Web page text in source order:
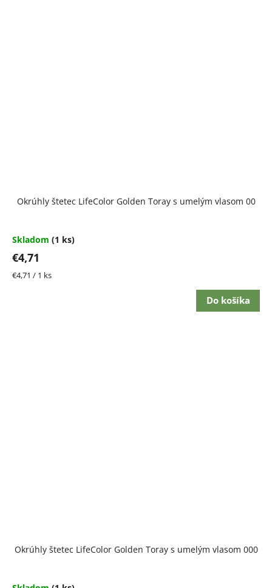
Okrúhly štetec LifeColor Golden Toray s umelým vlasom 00
Skladom (1 ks)
€4,71
Jednotková
€4,71 / 1 ks
Do košíka
Okrúhly štetec LifeColor Golden Toray s umelým vlasom 000